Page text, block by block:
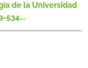
de la Universidad
534...